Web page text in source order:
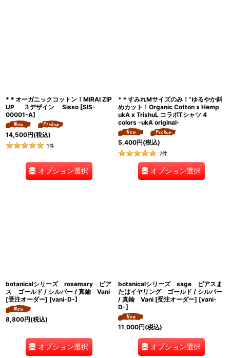
*＊オーガニックコットン！MIRAI ZIP
UP ３デザイン Sisso [SIS-
00001-A]
14,500円(税込)
1件
オプション選択
*＊すみれMサイズのみ！”ゆるやか斜
めカット！Organic Cotton x Hemp
ukA x TrishuL コラボTシャツ 4
colors -ukA original-
5,400円(税込)
2件
オプション選択
botanicalシリーズ rosemary ピア
ス ゴールド / シルバー / 真鍮 Vani
[受注オーダー] [vani-D-]
8,800円(税込)
オプション選択
botanicalシリーズ sage ピアスま
たはイヤリング ゴールド / シルバー
/ 真鍮 Vani [受注オーダー] [vani-
D-]
11,000円(税込)
オプション選択